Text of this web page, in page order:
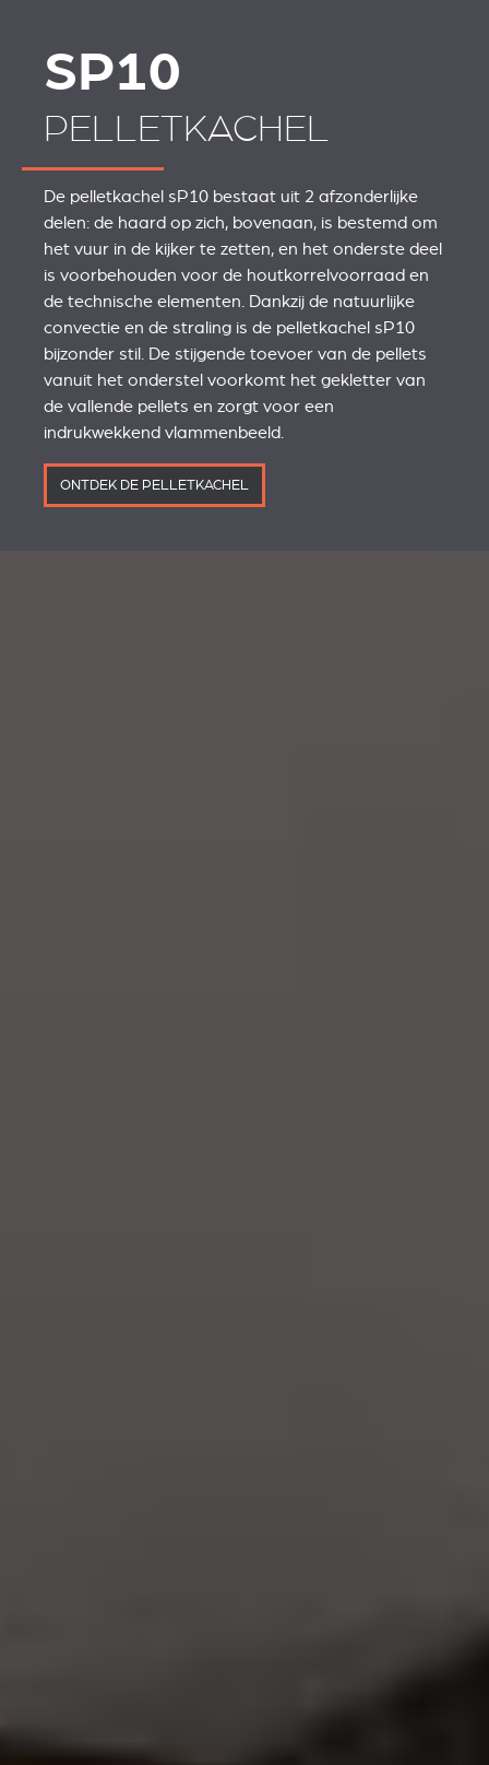
SP10
PELLETKACHEL
De pelletkachel sP10 bestaat uit 2 afzonderlijke
delen: de haard op zich, bovenaan, is bestemd om
het vuur in de kijker te zetten, en het onderste deel
is voorbehouden voor de houtkorrelvoorraad en
de technische elementen. Dankzij de natuurlijke
convectie en de straling is de pelletkachel sP10
bijzonder stil. De stijgende toevoer van de pellets
vanuit het onderstel voorkomt het gekletter van
de vallende pellets en zorgt voor een
indrukwekkend vlammenbeeld.
ONTDEK DE PELLETKACHEL